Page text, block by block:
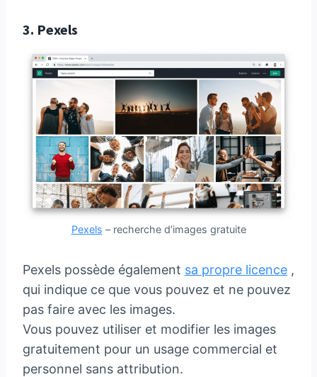
3. Pexels
Pexels – recherche d’images gratuite
Pexels possède également sa propre licence ,
qui indique ce que vous pouvez et ne pouvez
pas faire avec les images.
Vous pouvez utiliser et modifier les images
gratuitement pour un usage commercial et
personnel sans attribution.